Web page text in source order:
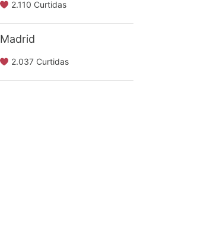
2.110 Curtidas
Madrid
2.037 Curtidas